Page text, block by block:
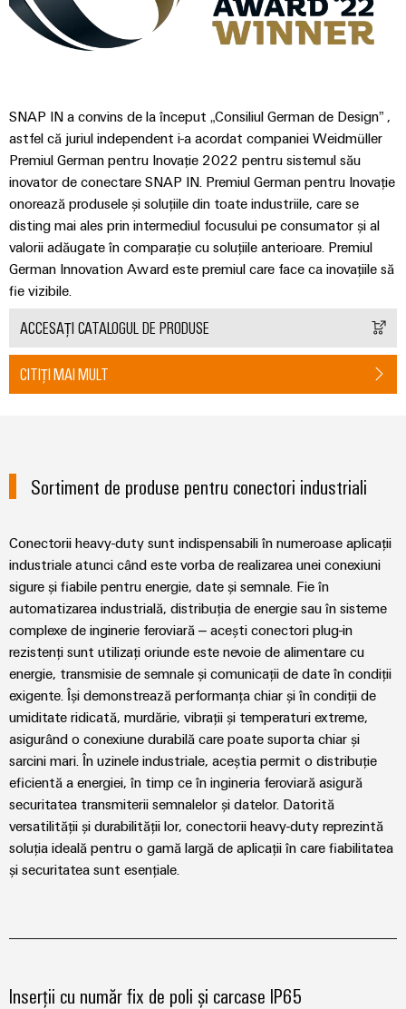
transportul
de
șină
energiei
solare
pentru
eficiența
resurselor
Hidrogen
Hidrogenul
ca
tehnologie
pentru
tranziția
Infrastructura
clădirilor
ale
Echiparea
tablourilor
electrice
Soluții
pentru
provocările
din
domeniul
echipării
tablourilor
electrice
Petrol
și
Gaze
Asigurarea
unor
soluții
industria
de
Workplace
Solutions
Sisteme
și
soluții
Analiză
industrială
Automatizare
Automatizare
industrială
IoT
de
easyConnect
Securitate
industrială
Software
IoT
și
automatizare
Soluții
de
management
al
energiei
centrale
Interfețe
Cutii
de
distribuție
Electronică
Module
releu
și
relee
semiconductoare
izolație
de
măsurare
Surse
de
alimentare
Carcase
produse
electronice
Protecție
la
supratensiune
și
la
superior -
intuitivă,
simplă,
Cutii
Distribuitoare
tehnică
cu
cerințele
de
mediu
PSIRT
Date
tehnice
Cataloage
de
produse
tehnice
piese
de
Cursuri
de
formare
și
webinare
Opțiuni
de
comandă
online
eShop
Interfața
IMAGINE
Știri
din
Partenerii
noștri
Distribuție
Rețea
Partener
automatizare
și
IIoT
and
Automation
Partner
Evenimente
și
târguri
Târguri
și
evenimente
globale
Experiență
digitală
SNAP IN a convins de la început „Consiliul German de Design” ,
astfel că juriul independent i-a acordat companiei Weidmüller
Premiul German pentru Inovație 2022 pentru sistemul său
inovator de conectare SNAP IN. Premiul German pentru Inovație
onorează produsele și soluțiile din toate industriile, care se
disting mai ales prin intermediul focusului pe consumator și al
valorii adăugate în comparație cu soluțiile anterioare. Premiul
German Innovation Award este premiul care face ca inovațiile să
fie vizibile.
ACCESAȚI CATALOGUL DE PRODUSE
CITIȚI MAI MULT
Sortiment de produse pentru conectori industriali
Conectorii heavy-duty sunt indispensabili în numeroase aplicații
industriale atunci când este vorba de realizarea unei conexiuni
sigure și fiabile pentru energie, date și semnale. Fie în
automatizarea industrială, distribuția de energie sau în sisteme
complexe de inginerie feroviară – acești conectori plug-in
rezistenți sunt utilizați oriunde este nevoie de alimentare cu
energie, transmisie de semnale și comunicații de date în condiții
exigente. Își demonstrează performanța chiar și în condiții de
umiditate ridicată, murdărie, vibrații și temperaturi extreme,
asigurând o conexiune durabilă care poate suporta chiar și
sarcini mari. În uzinele industriale, aceștia permit o distribuție
eficientă a energiei, în timp ce în ingineria feroviară asigură
securitatea transmiterii semnalelor și datelor. Datorită
versatilității și durabilității lor, conectorii heavy-duty reprezintă
soluția ideală pentru o gamă largă de aplicații în care fiabilitatea
și securitatea sunt esențiale.
Inserții cu număr fix de poli și carcase IP65